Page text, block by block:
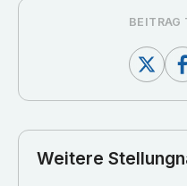
BEITRAG
Weitere